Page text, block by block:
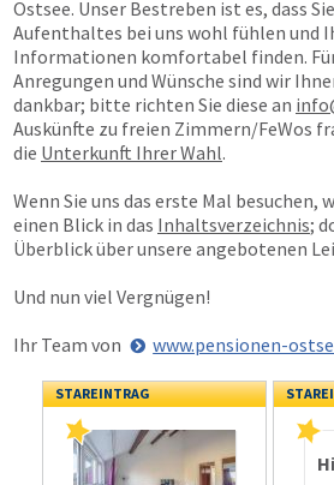
Ostsee. Unser Bestreben ist es, dass
Aufenthaltes bei uns wohl fühlen und
Informationen komfortabel finden.
Anregungen und Wünsche sind wir
dankbar; bitte richten Sie diese an
Auskünfte zu freien Zimmern/FeWos
die Unterkunft Ihrer Wahl.
Wenn Sie uns das erste Mal besuchen,
einen Blick in das Inhaltsverzeichnis;
Überblick über unsere angebotenen
Und nun viel Vergnügen!
Ihr Team von
www.pensionen-
STAREINTRAG